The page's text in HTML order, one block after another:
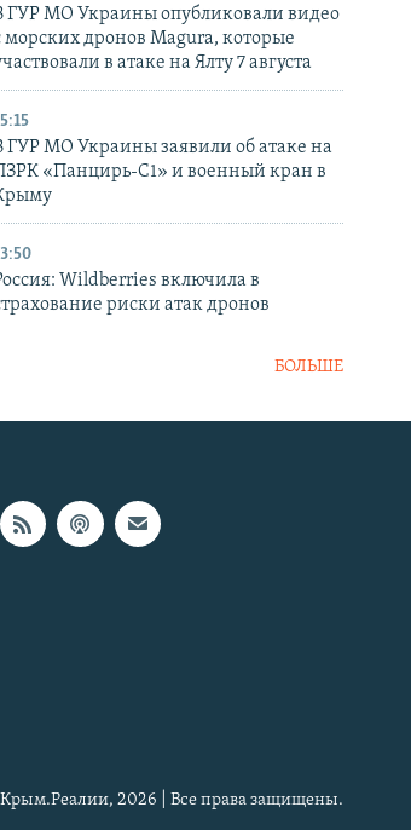
ГУР МО Украины опубликовали видео
морских дронов Magura, которые
в атаке на Ялту 7 августа
ГУР МО Украины заявили об атаке на
«Панцирь-С1» и военный кран в
Wildberries включила в
риски атак дронов
БОЛЬШЕ
2026 | Все права защищены.